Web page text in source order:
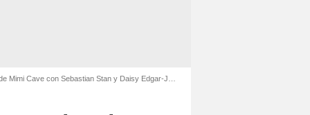
Cave con Sebastian Stan y Daisy Edgar-Jones